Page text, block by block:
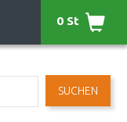
SUCHEN
0 St